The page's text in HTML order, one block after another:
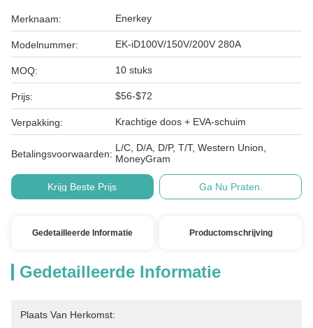
Merknaam: Enerkey
Modelnummer: EK-iD100V/150V/200V 280A
MOQ: 10 stuks
Prijs: $56-$72
Verpakking: Krachtige doos + EVA-schuim
Betalingsvoorwaarden:
L/C, D/A, D/P, T/T, Western Union,
MoneyGram
Krijg Beste Prijs Ga Nu Praten.
Gedetailleerde Informatie Productomschrijving
Gedetailleerde Informatie
Plaats Van Herkomst: